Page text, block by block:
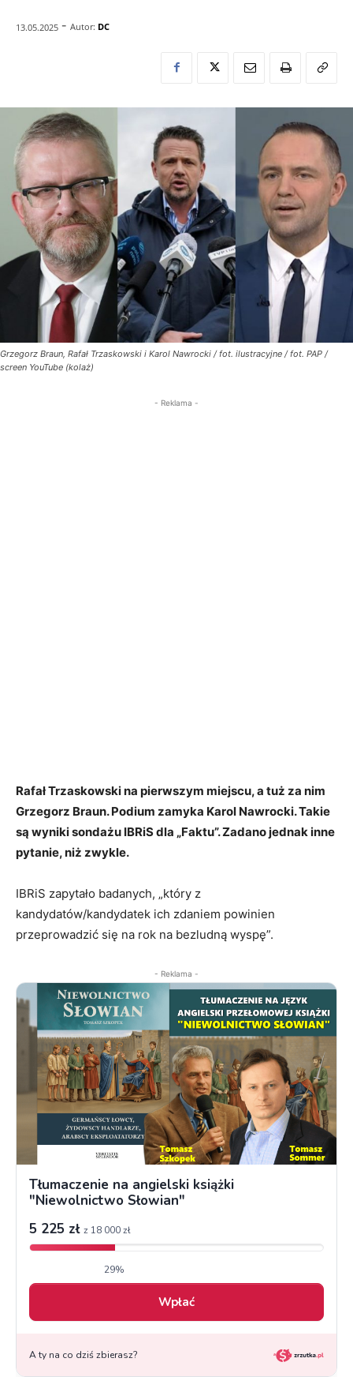
13.05.2025 - Autor: DC
Grzegorz Braun, Rafał Trzaskowski i Karol Nawrocki / fot. ilustracyjne / fot. PAP /
screen YouTube (kolaż)
- Reklama -
Rafał Trzaskowski na pierwszym miejscu, a tuż za nim
Grzegorz Braun. Podium zamyka Karol Nawrocki. Takie
są wyniki sondażu IBRiS dla „Faktu”. Zadano jednak inne
pytanie, niż zwykle.
IBRiS zapytało badanych, „który z
kandydatów/kandydatek ich zdaniem powinien
przeprowadzić się na rok na bezludną wyspę”.
- Reklama -